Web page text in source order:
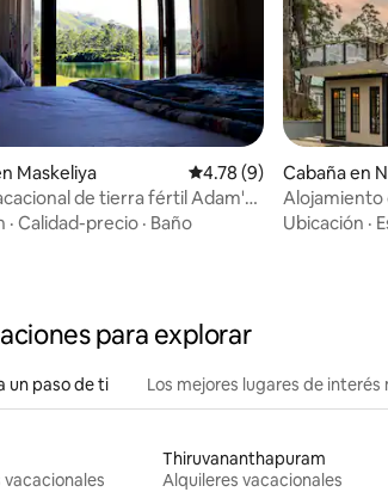
Maskeliya Calificación promedio:
4.78 (9)
de tierra fértil Adam's
· Calidad-precio · Baño
Cabaña en
Alojamiento
triangular
Ubicación ·
para explorar
un paso de ti Los mejores lugares de interés
Thiruvananthapuram
Alquileres vacacionales